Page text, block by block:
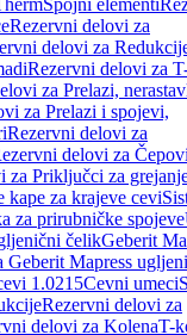
Spojni elementi
Rezervni delovi za
delovi za
Rezervni delovi za
za Prelazi,
za Prelazi i spojevi,
Rezervni delovi za
delovi za Čepovi
za Priključci za
kape za krajeve cevi
za prirubničke spojeve
čelikGeberit
Geberit Mapress
1.0215Cevni umeci
Rezervni delovi za
delovi za KolenaT-